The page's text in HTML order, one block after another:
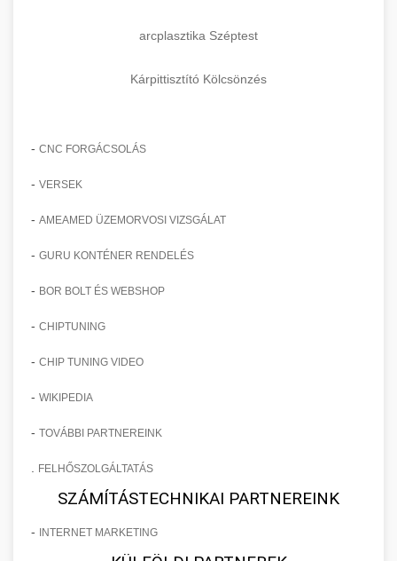
arcplasztika Széptest
Kárpittisztító Kölcsönzés
- CNC FORGÁCSOLÁS
- VERSEK
- AMEAMED ÜZEMORVOSI VIZSGÁLAT
- GURU KONTÉNER RENDELÉS
- BOR BOLT ÉS WEBSHOP
- CHIPTUNING
- CHIP TUNING VIDEO
- WIKIPEDIA
- TOVÁBBI PARTNEREINK
FELHŐSZOLGÁLTATÁS
SZÁMÍTÁSTECHNIKAI PARTNEREINK
- INTERNET MARKETING